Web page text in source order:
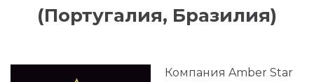
(Португалия, Бразилия)
Компания Amber Star